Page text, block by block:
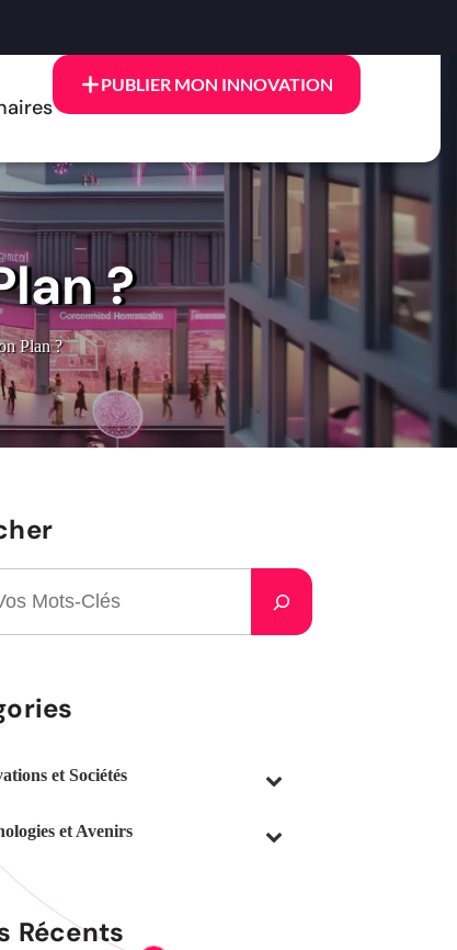
PUBLIER MON INNOVATION
?
Plan ?
et Sociétés
et Avenirs
Récents